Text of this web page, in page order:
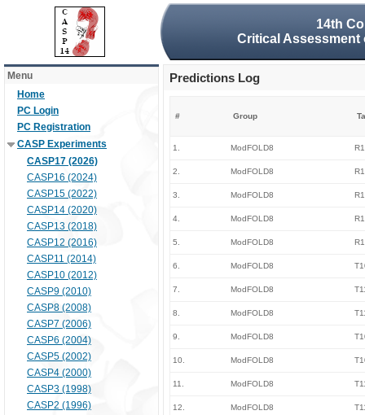
14th
Critical
Menu
Home
PC Login
PC Registration
CASP Experiments
CASP17 (2026)
CASP16 (2024)
CASP15 (2022)
CASP14 (2020)
CASP13 (2018)
CASP12 (2016)
CASP11 (2014)
CASP10 (2012)
CASP9 (2010)
CASP8 (2008)
CASP7 (2006)
CASP6 (2004)
CASP5 (2002)
CASP4 (2000)
CASP3 (1998)
CASP2 (1996)
Predictions Log
# Group
1. ModFOLD8
2. ModFOLD8
3. ModFOLD8
4. ModFOLD8
5. ModFOLD8
6. ModFOLD8
7. ModFOLD8
8. ModFOLD8
9. ModFOLD8
10. ModFOLD8
11. ModFOLD8
12. ModFOLD8